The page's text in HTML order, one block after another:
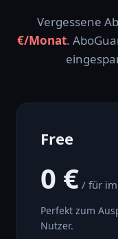
Vergessene
€/Monat.
Free
0 € / für
Perfekt zum
Nutzer.